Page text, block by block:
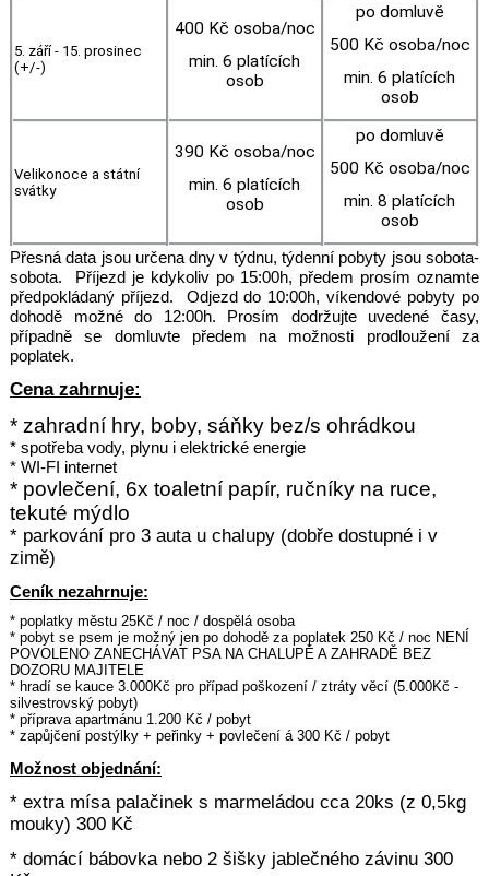
5. září - 15. prosinec
(+/-)
400 Kč osoba/noc
min. 6 platících
osob
po domluvě
500 Kč osoba/noc
min. 6 platících
osob
Velikonoce a státní
svátky
390 Kč osoba/noc
min. 6 platících
osob
po domluvě
500 Kč osoba/noc
min. 8 platících
osob
Přesná data jsou určena dny v týdnu, týdenní pobyty jsou sobota-
sobota. Příjezd je kdykoliv po 15:00h, předem prosím oznamte
předpokládaný příjezd. Odjezd do 10:00h, víkendové pobyty po
dohodě možné do 12:00h. Prosím dodržujte uvedené časy,
případně se domluvte předem na možnosti prodloužení za
poplatek.
Cena zahrnuje:
* zahradní hry, boby, sáňky bez/s ohrádkou
* spotřeba vody, plynu i elektrické energie
* WI-FI internet
* povlečení, 6x toaletní papír, ručníky na ruce,
tekuté mýdlo
* parkování pro 3 auta u chalupy (dobře dostupné i v
zimě)
Ceník nezahrnuje:
* poplatky městu 25Kč / noc / dospělá osoba
* pobyt se psem je možný jen po dohodě za poplatek 250 Kč / noc NENÍ
POVOLENO ZANECHÁVAT PSA NA CHALUPĚ A ZAHRADĚ BEZ
DOZORU MAJITELE
* hradí se kauce 3.000Kč pro případ poškození / ztráty věcí (5.000Kč -
silvestrovský pobyt)
* příprava apartmánu 1.200 Kč / pobyt
* zapůjčení postýlky + peřinky + povlečení á 300 Kč / pobyt
Možnost objednání:
* extra mísa palačinek s marmeládou cca 20ks (z 0,5kg
mouky) 300 Kč
* domácí bábovka nebo 2 šišky jablečného závinu 300